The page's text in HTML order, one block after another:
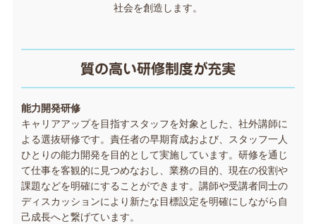
社会を創造します。
質の高い研修制度が充実
能力開発研修
キャリアアップを目指すスタッフを対象とした、社外講師に
よる選抜研修です。責任者の早期育成および、スタッフ一人
ひとりの能力開発を目的として実施しています。研修を通じ
て仕事を客観的に見つめなおし、業務の目的、現在の役割や
課題などを明確にすることができます。講師や受講者同士の
ディスカッションにより新たな目標設定を明確にしながら自
己成長へと繋げています。